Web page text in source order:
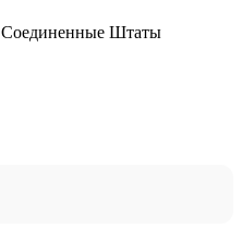
Соединенные Штаты